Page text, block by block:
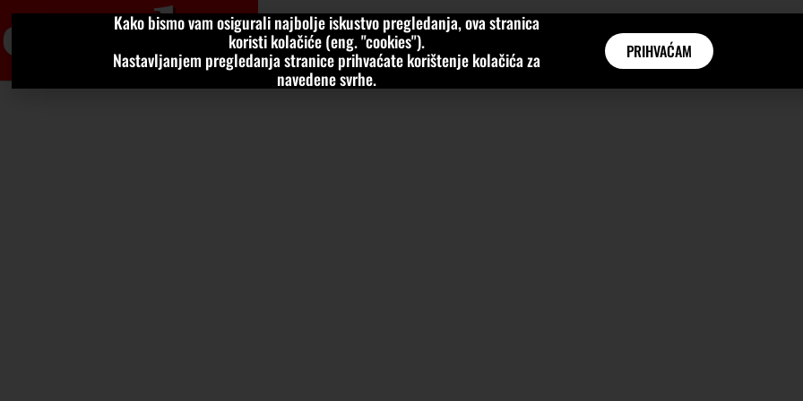
VIJESTI KOLUMNE KATEGORIJE INTERVJUI AKTUALNO
Kako bismo vam osigurali najbolje iskustvo pregledanja, ova stranica
koristi kolačiće (eng. "cookies").
Nastavljanjem pregledanja stranice prihvaćate korištenje kolačića za
navedene svrhe.
PRIHVAĆAM